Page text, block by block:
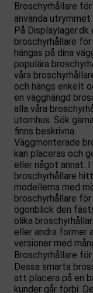
Broschyrhållare för
använda utrymmet
På
broschyrhållare för
hängas på dina
populära
våra
och hängs enkelt
en vägghängd
alla våra
utomhus. Sök
finns beskrivna.
Väggmonterade
kan placeras och
eller något annat.
broschyrhållare
modellerna med
broschyrhållare
ögonblick den
olika
eller andra former
versioner med
Broschyrhållare
Dessa smarta
att placera på en
kunder går förbi.